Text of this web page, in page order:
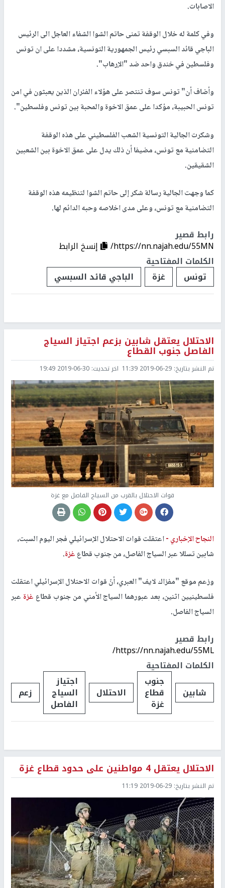
الاصابات.
وفي كلمة له خلال الوقفة تمنى حاتم الشوا الشفاء العاجل الى الرئيس
الباجي قائد السبسي رئيس الجمهورية التونسية، مشددا على ان تونس
وفلسطين في خندق واحد ضد "الإرهاب".
وأضاف أن" تونس سوف تنتصر على هؤلاء الفئران الذين يعبثون في امن
تونس الحبيبة، مؤكدا على عمق الاخوة والمحبة بين تونس وفلسطين".
وشكرت الجالية التونسية الشعب الفلسطيني على هذه الوقفة
التضامنية مع تونس، مضيفا أن ذلك يدل على عمق الاخوة بين الشعبين
الشقيقين.
كما وجهت الجالية رسالة شكر إلى حاتم الشوا لتنظيمه هذه الوقفة
التضامنية مع تونس، وعلى مدى اخلاصه وحبه الدائم لها.
رابط قصير
https://nn.najah.edu/55MN/
إنسخ الرابط
الكلمات المفتاحية
تونس
غزة الباجي قائد السبسي
الاحتلال يعتقل شابين بزعم اجتياز السياج
الفاصل جنوب القطاع
تم النشر بتاريخ: 2019-06-29 11:39 اخر تحديث: 2019-06-30 19:49
قوات الاحتلال بالقرب من السياج الفاصل مع غزة
النجاح الإخباري -اعتقلت قوات الاحتلال الإسرائيلي فجر اليوم السبت،
شابين تسللا عبر السياج الفاصل، من جنوب قطاعغزة.
وزعم موقع "مفزاك لايف" العبري، أنّ قوات الاحتلال الإسرائيلي اعتقلت
فلسطينيين اثنين، بعد عبورهما السياج الأمني من جنوب قطاع غزة عبر
السياج الفاصل.
رابط قصير
https://nn.najah.edu/55ML/
الكلمات المفتاحية
شابين
جنوب
قطاع
غزة
الاحتلال
اجتياز
السياج
الفاصل
زعم
الاحتلال يعتقل 4 مواطنين على حدود قطاع غزة
تم النشر بتاريخ: 2019-06-29 11:19